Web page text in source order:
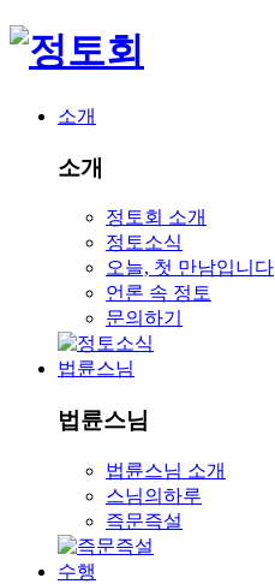
소개
소개
정토회 소개
정토소식
오늘, 첫 만남입니다
언론 속 정토
문의하기
법륜스님
법륜스님
법륜스님 소개
스님의하루
즉문즉설
수행